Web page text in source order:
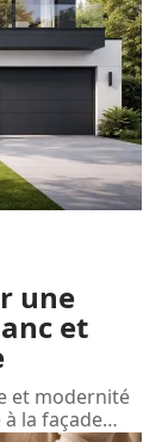
une
et
et modernité
la façade…